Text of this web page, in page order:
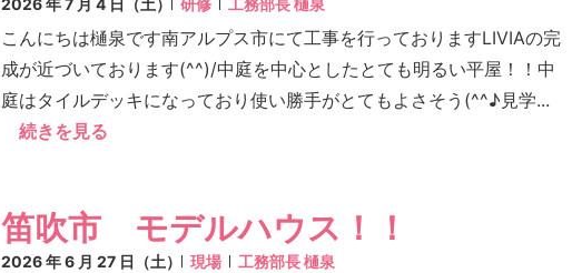
2026 年 7 月 4 日（土） 研修 工務部長 樋泉
こんにちは樋泉です南アルプス市にて工事を行っておりますLIVIAの完
成が近づいております(^^)/中庭を中心としたとても明るい平屋！！中
庭はタイルデッキになっており使い勝手がとてもよさそう(^^♪見学...
続きを見る
笛吹市 モデルハウス！！
2026 年 6 月 27 日（土） 現場 工務部長 樋泉